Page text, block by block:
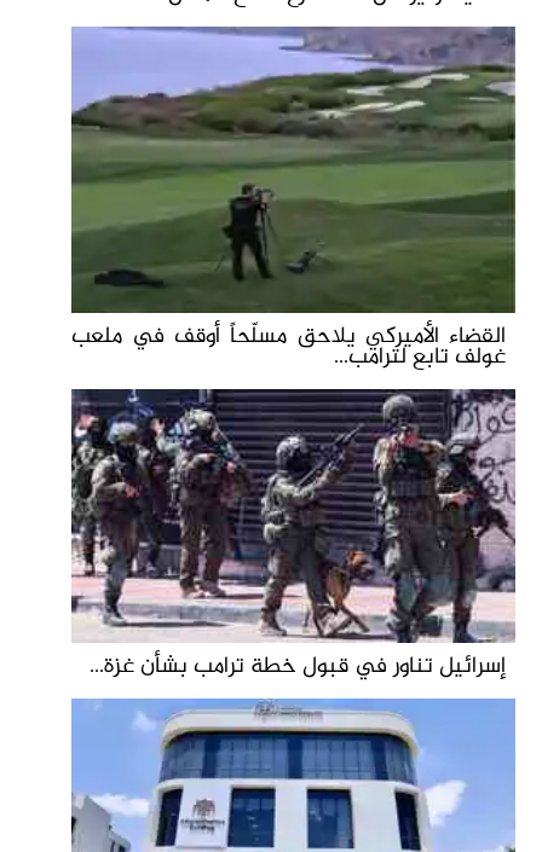
القضاء الأميركي يلاحق مسلّحاً أوقف في ملعب
غولف تابع لترامب...
إسرائيل تناور في قبول خطة ترامب بشأن غزة...